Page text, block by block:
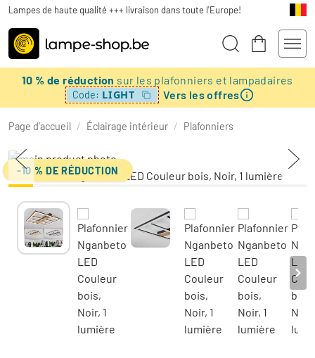
Lampes de haute qualité +++ livraison dans toute l'Europe!
10 % de réduction sur les plafonniers et lampadaires
Code: LIGHT Vers les offres
Page d’accueil / Éclairage intérieur / Plafonniers
-10 % DE RÉDUCTION